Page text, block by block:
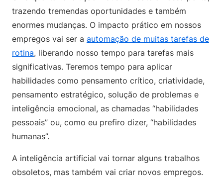
trazendo tremendas oportunidades e também
enormes mudanças. O impacto prático em nossos
empregos vai ser a automação de muitas tarefas de
rotina, liberando nosso tempo para tarefas mais
significativas. Teremos tempo para aplicar
habilidades como pensamento crítico, criatividade,
pensamento estratégico, solução de problemas e
inteligência emocional, as chamadas “habilidades
pessoais” ou, como eu prefiro dizer, “habilidades
humanas”.
A inteligência artificial vai tornar alguns trabalhos
obsoletos, mas também vai criar novos empregos.